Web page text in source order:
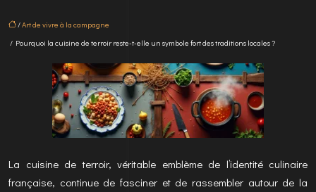
/Art de vivre à la campagne
/ Pourquoi la cuisine de terroir reste-t-elle un symbole fort des traditions locales ?
La cuisine de terroir, véritable emblème de l’identité culinaire
française, continue de fasciner et de rassembler autour de la